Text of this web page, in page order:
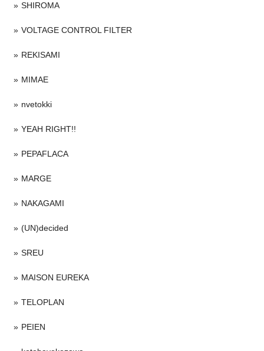
SHIROMA
VOLTAGE CONTROL FILTER
REKISAMI
MIMAE
nvetokki
YEAH RIGHT!!
PEPAFLACA
MARGE
NAKAGAMI
(UN)decided
SREU
MAISON EUREKA
TELOPLAN
PEIEN